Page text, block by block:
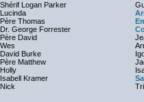
Shérif Logan Parker
Lucinda
Père Thomas
Dr. George Forrester
Père David
Wes
David Burke
Père Matthew
Holly
Isabell Kramer
Nick